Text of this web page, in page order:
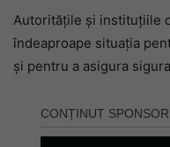
Autoritățile și instituțiile
îndeaproape situația
și pentru a asigura